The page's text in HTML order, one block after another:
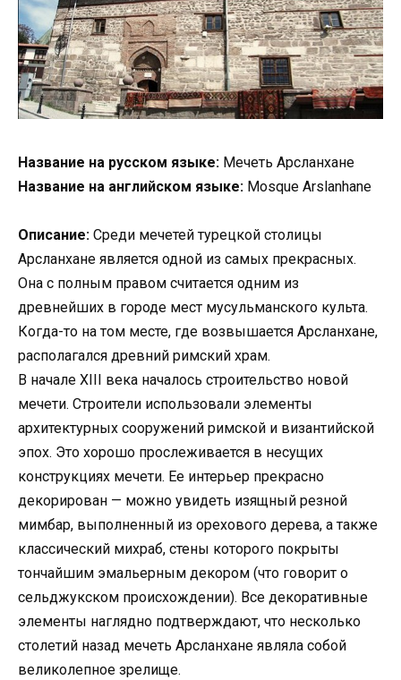
Название на русском языке: Мечеть Арсланхане
Название на английском языке: Mosque Arslanhane
Описание: Среди мечетей турецкой столицы
Арсланхане является одной из самых прекрасных.
Она с полным правом считается одним из
древнейших в городе мест мусульманского культа.
Когда-то на том месте, где возвышается Арсланхане,
располагался древний римский храм.
В начале XIII века началось строительство новой
мечети. Строители использовали элементы
архитектурных сооружений римской и византийской
эпох. Это хорошо прослеживается в несущих
конструкциях мечети. Ее интерьер прекрасно
декорирован — можно увидеть изящный резной
мимбар, выполненный из орехового дерева, а также
классический михраб, стены которого покрыты
тончайшим эмальерным декором (что говорит о
сельджукском происхождении). Все декоративные
элементы наглядно подтверждают, что несколько
столетий назад мечеть Арсланхане являла собой
великолепное зрелище.